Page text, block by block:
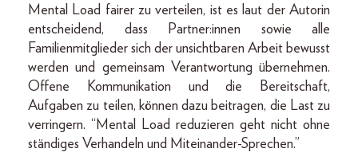
Mental Load fairer zu verteilen, ist es laut der Autorin
entscheidend, dass Partner:innen sowie alle
Familienmitglieder sich der unsichtbaren Arbeit bewusst
werden und gemeinsam Verantwortung übernehmen.
Offene Kommunikation und die Bereitschaft,
Aufgaben zu teilen, können dazu beitragen, die Last zu
verringern. “Mental Load reduzieren geht nicht ohne
ständiges Verhandeln und Miteinander-Sprechen.”